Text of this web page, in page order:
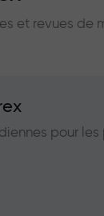
et revues de
pour